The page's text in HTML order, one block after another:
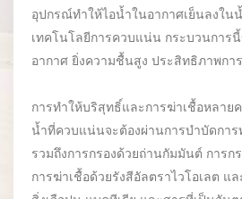
อุปกรณ์ทำให้ไอน้ำในอากาศเย็นลงใน
เทคโนโลยีการควบแน่น กระบวนการ
อากาศ ยิ่งความชื้นสูง ประสิทธิภาพกา
การทำให้บริสุทธิ์และการฆ่าเชื้อหลาย
น้ำที่ควบแน่นจะต้องผ่านการบำบัดกา
รวมถึงการกรองด้วยถ่านกัมมันต์ การก
การฆ่าเชื้อด้วยรังสีอัลตราไวโอเลต แ